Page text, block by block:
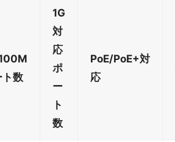
ト数
1G
対
応
ポ
ー
ト
数
PoE/PoE+対
応